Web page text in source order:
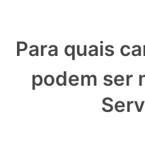
Para quais
podem ser